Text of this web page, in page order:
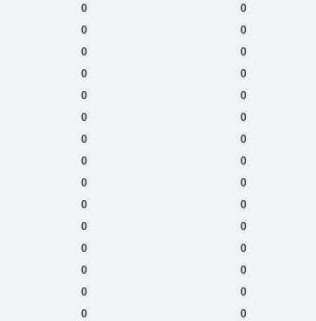
0
0
0
0
0
0
0
0
0
0
0
0
0
0
0
0
0
0
0
0
0
0
0
0
0
0
0
0
0
0